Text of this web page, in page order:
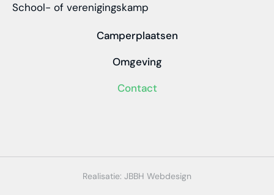
School- of verenigingskamp
Camperplaatsen
Omgeving
Contact
Realisatie: JBBH Webdesign